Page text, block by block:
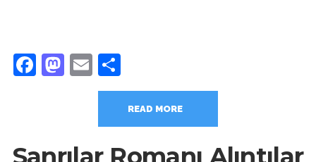
Facebook
Mastodon
Email
READ MORE